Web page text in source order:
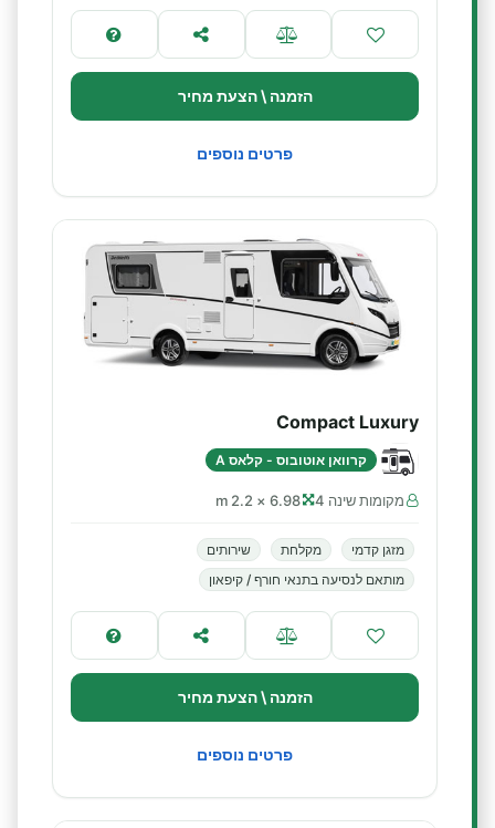
הזמנה \ הצעת מחיר
פרטים נוספים
Compact Luxury
קרוואן אוטובוס - קלאס A
מקומות שינה 4 6.98 × 2.2 m
מזגן קדמי מקלחת
שירותים
מותאם לנסיעה בתנאי חורף / קיפאון
הזמנה \ הצעת מחיר
פרטים נוספים